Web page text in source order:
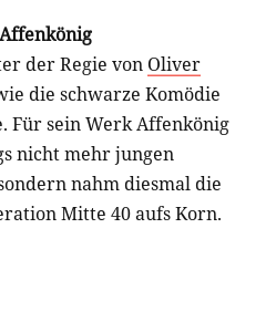
der Regie von Oliver
die schwarze Komödie
Für sein Werk Affenkönig
nicht mehr jungen
nahm diesmal die
Mitte 40 aufs Korn.